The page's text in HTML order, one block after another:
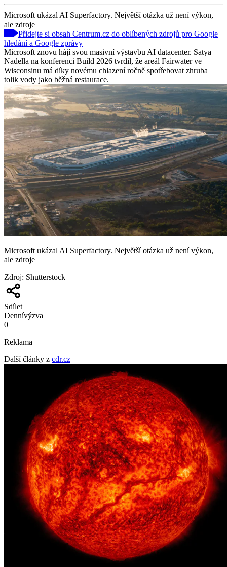
Microsoft ukázal AI Superfactory. Největší otázka už není výkon,
ale zdroje
Přidejte si obsah Centrum.cz do oblíbených zdrojů pro Google
hledání a Google zprávy
Microsoft znovu hájí svou masivní výstavbu AI datacenter. Satya
Nadella na konferenci Build 2026 tvrdil, že areál Fairwater ve
Wisconsinu má díky novému chlazení ročně spotřebovat zhruba
tolik vody jako běžná restaurace.
Microsoft ukázal AI Superfactory. Největší otázka už není výkon,
ale zdroje
Zdroj: Shutterstock
Sdílet
Dennívýzva
0
Reklama
Další články z cdr.cz